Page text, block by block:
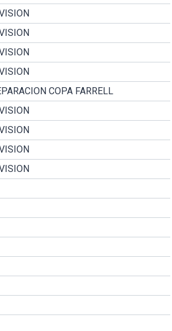
COPA FARRELL